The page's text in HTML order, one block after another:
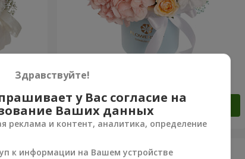
Цветы в коробке "Счастья не
избежать"
1 599 грн
Здравствуйте!
у Вас согласие на
Ваших данных
реклама и контент, аналитика, определение
к информации на Вашем устройстве